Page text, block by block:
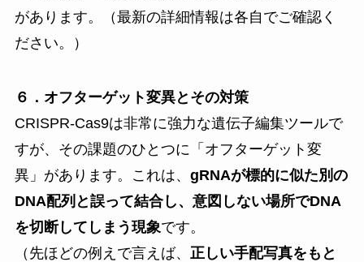
があります。（最新の詳細情報は各自でご確認く
ださい。）
６．オフターゲット変異とその対策
CRISPR-Cas9は非常に強力な遺伝子編集ツールで
すが、その課題のひとつに「オフターゲット変
異」があります。これは、 gRNAが標的に似た別の
DNA配列と誤って結合し、意図しない場所でDNA
を切断してしまう現象です。
（先ほどの例えで言えば、 正しい手配写真をもと